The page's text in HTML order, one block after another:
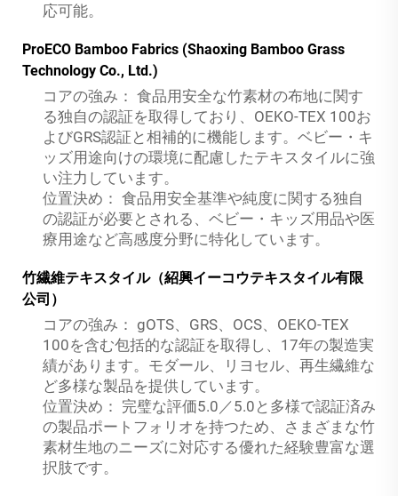
応可能。
ProECO Bamboo Fabrics (Shaoxing Bamboo Grass
Technology Co., Ltd.)
コアの強み： 食品用安全な竹素材の布地に関す
る独自の認証を取得しており、OEKO-TEX 100お
よびGRS認証と相補的に機能します。ベビー・キ
ッズ用途向けの環境に配慮したテキスタイルに強
い注力しています。
位置決め： 食品用安全基準や純度に関する独自
の認証が必要とされる、ベビー・キッズ用品や医
療用途など高感度分野に特化しています。
竹繊維テキスタイル（紹興イーコウテキスタイル有限
公司）
コアの強み： gOTS、GRS、OCS、OEKO-TEX
100を含む包括的な認証を取得し、17年の製造実
績があります。モダール、リヨセル、再生繊維な
ど多様な製品を提供しています。
位置決め： 完璧な評価5.0／5.0と多様で認証済み
の製品ポートフォリオを持つため、さまざまな竹
素材生地のニーズに対応する優れた経験豊富な選
択肢です。